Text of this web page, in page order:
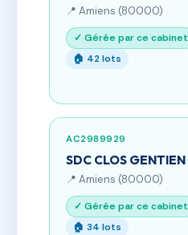
📍 Amiens (80000)
✓ Gérée par ce cabinet
🏠 42 lots
AC2989929
SDC CLOS GENTIEN
📍 Amiens (80000)
✓ Gérée par ce cabinet
🏠 34 lots